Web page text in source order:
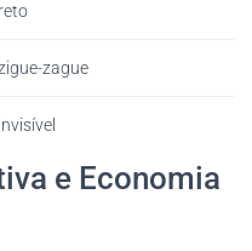
zague
e Economia